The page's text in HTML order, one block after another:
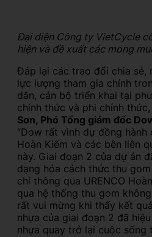
Đại diện Công ty VietCycle
hiện và đề xuất các mong
Đáp lại các trao đổi chia sẻ,
lực lượng tham gia chính
dân, cán bộ triển khai tại
chính thức và phi chính thức,
Sơn, Phó Tổng giám đốc
“Dow rất vinh dự đồng hành
Hoàn Kiếm và các bên liên
này. Giai đoạn 2 của dự án
dạng hóa cách thức thu
chỉ thông qua URENCO
qua hệ thống thu gom
rất vui mừng khi thấy kết
nhựa của giai đoạn 2 đã
nhựa quay trở lại cuộc sống